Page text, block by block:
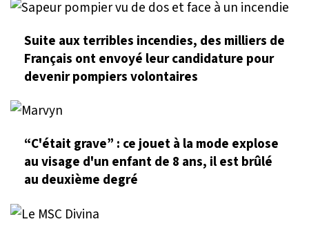
Suite aux terribles incendies, des milliers de
Français ont envoyé leur candidature pour
devenir pompiers volontaires
“C'était grave” : ce jouet à la mode explose
au visage d'un enfant de 8 ans, il est brûlé
au deuxième degré